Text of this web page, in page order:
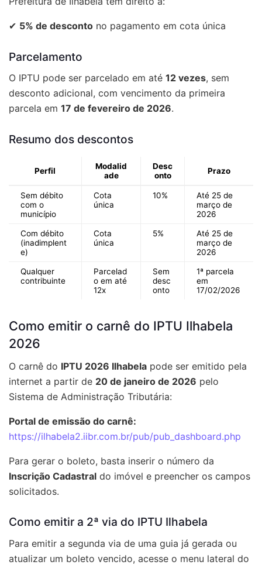
✔ 5% de desconto no pagamento em cota única
Parcelamento
O IPTU pode ser parcelado em até 12 vezes, sem
desconto adicional, com vencimento da primeira
parcela em 17 de fevereiro de 2026.
Resumo dos descontos
Perfil
Modalid
ade
Desc
onto
Prazo
Sem débito
com o
município
Cota
única
10%
Até 25 de
março de
2026
Com débito
(inadimplent
e)
Cota
única
5%
Até 25 de
março de
2026
Qualquer
contribuinte
Parcelad
o em até
12x
Sem
desc
onto
1ª parcela
em
17/02/2026
Como emitir o carnê do IPTU Ilhabela
2026
O carnê do IPTU 2026 Ilhabela pode ser emitido pela
internet a partir de 20 de janeiro de 2026 pelo
Sistema de Administração Tributária:
Portal de emissão do carnê:
https://ilhabela2.iibr.com.br/pub/pub_dashboard.php
Para gerar o boleto, basta inserir o número da
Inscrição Cadastral do imóvel e preencher os campos
solicitados.
Como emitir a 2ª via do IPTU Ilhabela
Para emitir a segunda via de uma guia já gerada ou
atualizar um boleto vencido, acesse o menu lateral do